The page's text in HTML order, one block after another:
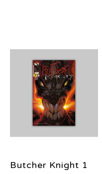
Butcher Knight 1